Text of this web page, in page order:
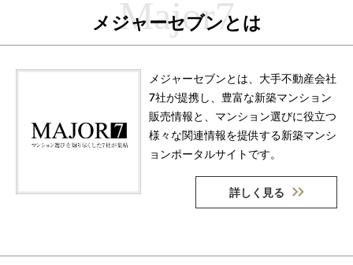
メジャーセブンとは
メジャーセブンとは、大手不動産会社
7社が提携し、豊富な新築マンション
販売情報と、マンション選びに役立つ
様々な関連情報を提供する新築マンシ
ョンポータルサイトです。
詳しく見る